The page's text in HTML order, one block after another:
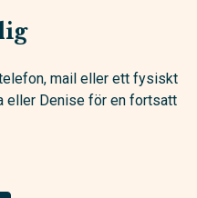
mail eller ett fysiskt
eller Denise för en fortsatt